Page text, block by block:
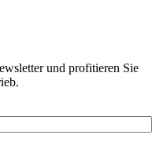
und profitieren Sie